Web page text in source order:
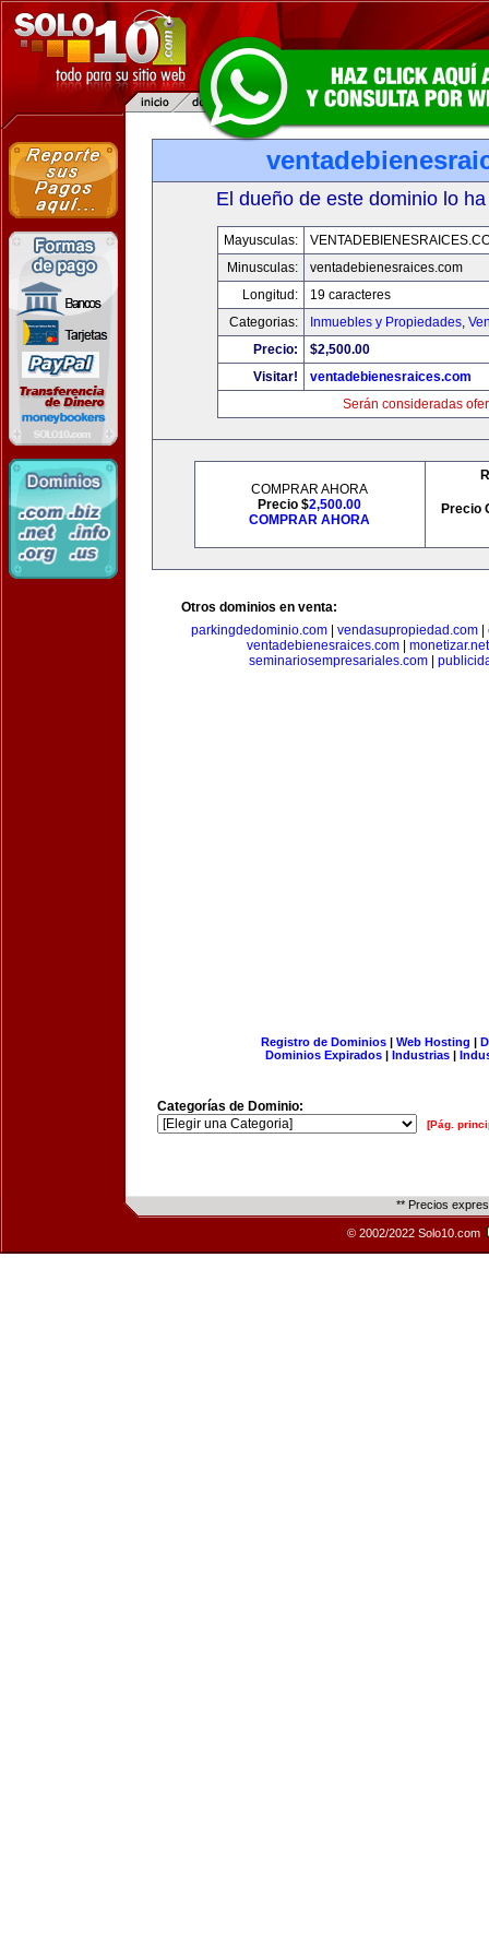
El dueño de este dominio lo
Mayusculas:
Minusculas:
ventadebienesraices.com
Longitud:
19 caracteres
Categorias:
Inmuebles y Propiedades,
Precio:
$2,500.00
Visitar!
ventadebienesraices.com
Serán consideradas
COMPRAR AHORA
Precio $2,500.00
COMPRAR AHORA
Precio
Otros dominios en venta:
parkingdedominio.com| vendasupropiedad.com|
ventadebienesraices.com
monetizar.net
seminariosempresariales.com
Registro de Dominios| Web Hosting |
Dominios Expirados | Industrias |
Categorías de Dominio:
[Pág.
** Precios
© 2002/2022 Solo10.com